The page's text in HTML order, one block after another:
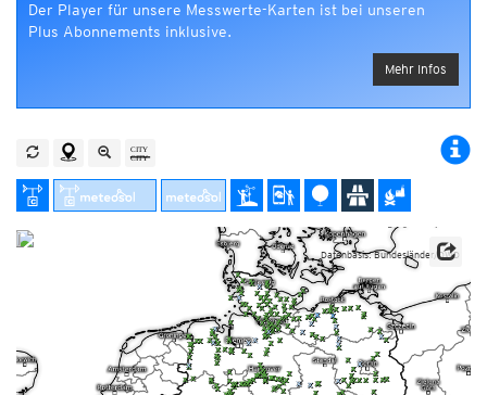
Der Player für unsere Messwerte-Karten ist bei unseren
Plus Abonnements inklusive.
Mehr Infos
Datenbasis: Bundesländer/DWD